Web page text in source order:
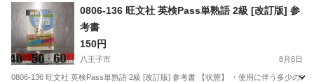
東京 八王子市 本/CD/DVD 地理
0806-136 旺文社 英検Pass単熟語 2級 [改訂版] 参
考書
150円
八王子市 8月6日
0806-136 旺文社 英検Pass単熟語 2級 [改訂版] 参考書 【状態】 ・使用に伴う多少の